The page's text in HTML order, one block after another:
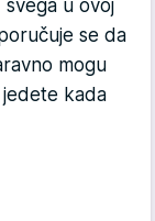
svega u ovoj
se da
mogu
jedete kada